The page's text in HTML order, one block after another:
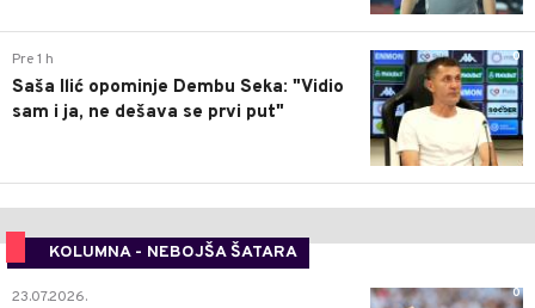
0
Pre 1 h
Saša Ilić opominje Dembu Seka: "Vidio
sam i ja, ne dešava se prvi put"
KOLUMNA - NEBOJŠA ŠATARA
0
23.07.2026.